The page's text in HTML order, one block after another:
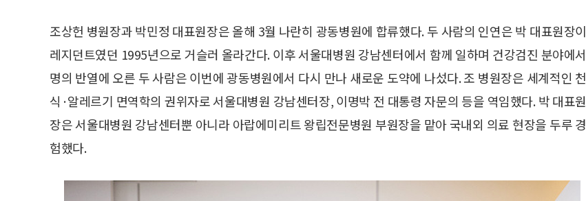
조상헌 병원장과 박민정 대표원장은 올해 3월 나란히 광동병원에 합류했다. 두 사람의 인연은 박 대표원장이
레지던트였던 1995년으로 거슬러 올라간다. 이후 서울대병원 강남센터에서 함께 일하며 건강검진 분야에서
명의 반열에 오른 두 사람은 이번에 광동병원에서 다시 만나 새로운 도약에 나섰다. 조 병원장은 세계적인 천
식·알레르기 면역학의 권위자로 서울대병원 강남센터장, 이명박 전 대통령 자문의 등을 역임했다. 박 대표원
장은 서울대병원 강남센터뿐 아니라 아랍에미리트 왕립전문병원 부원장을 맡아 국내외 의료 현장을 두루 경
험했다.